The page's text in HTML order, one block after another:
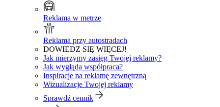
Reklama w metrze
Reklama przy autostradach
DOWIEDZ SIĘ WIĘCEJ!
Jak mierzymy zasięg Twojej reklamy?
Jak wygląda współpraca?
Inspiracje na reklamę zewnętrzną
Wizualizacje Twojej reklamy
Sprawdź cennik